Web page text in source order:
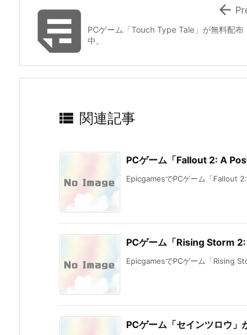
PCゲーム「Touch Type Tale」が無料配布
中。

 関連記事
PCゲーム「Fallout 2: A
EpicgamesでPCゲーム「Fallout
PCゲーム「Rising Storm
EpicgamesでPCゲーム「Rising
PCゲーム「セインツロウ」